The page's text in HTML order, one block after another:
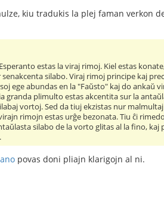
kiu tradukis la plej faman verkon
estas la viraj rimoj. Kiel estas
silabo. Viraj rimoj principe kaj
ege abundas en la "Faŭsto" kaj do
granda plimulto estas akcentita sur la
vortoj. Sed da tiuj ekzistas nur
rimojn estas urĝe bezonata. Tiu ĉi
silabo de la vorto glitas al la fino,
povas doni pliajn klarigojn al ni.